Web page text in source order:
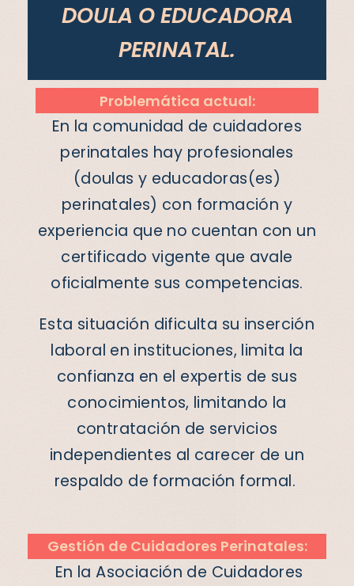
DOULA O EDUCADORA
PERINATAL.
Problemática actual:
En la comunidad de cuidadores
perinatales hay profesionales
(doulas y educadoras(es)
perinatales) con formación y
experiencia que no cuentan con un
certificado vigente que avale
oficialmente sus competencias.
Esta situación dificulta su inserción
laboral en instituciones, limita la
confianza en el expertis de sus
conocimientos, limitando la
contratación de servicios
independientes al carecer de un
respaldo de formación formal.
Gestión de Cuidadores Perinatales:
En la Asociación de Cuidadores